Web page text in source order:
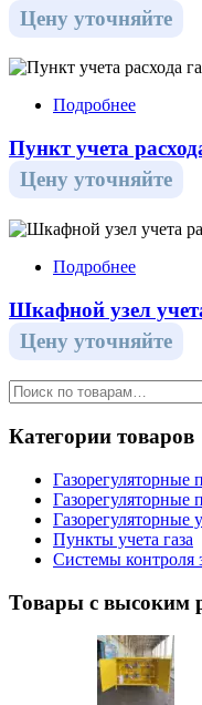
Цену уточняйте
Подробнее
Пункт учета
Цену уточняйте
Подробнее
Шкафной узел
Цену уточняйте
Категории товаров
Газорегуляторные
Газорегуляторные
Пункты учета газа
Системы контроля
Товары с высоким